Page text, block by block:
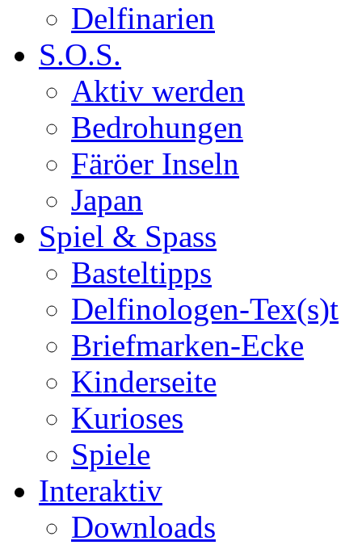
Delfinarien
S.O.S.
Aktiv werden
Bedrohungen
Färöer Inseln
Japan
Spiel & Spass
Basteltipps
Delfinologen-Tex(s)t
Briefmarken-Ecke
Kinderseite
Kurioses
Spiele
Interaktiv
Downloads